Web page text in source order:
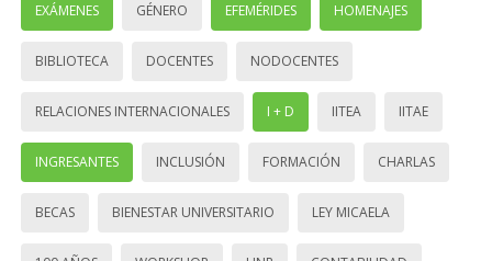
EXÁMENES GÉNERO EFEMÉRIDES HOMENAJES
BIBLIOTECA DOCENTES NODOCENTES
RELACIONES INTERNACIONALES I + D IITEA IITAE
INGRESANTES INCLUSIÓN FORMACIÓN CHARLAS
BECAS BIENESTAR UNIVERSITARIO LEY MICAELA